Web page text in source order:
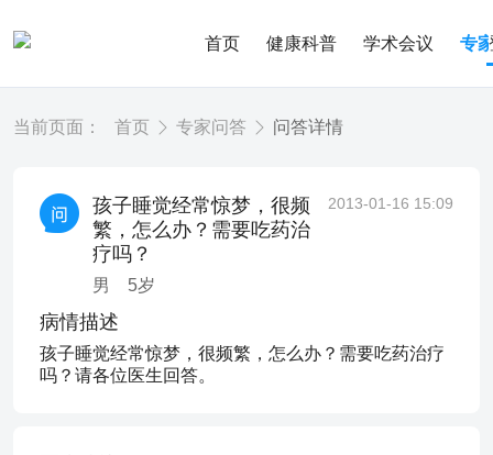
首页 健康科普 学术会议 专
当前页面： 首页 专家问答 问答详情
孩子睡觉经常惊梦，很频
繁，怎么办？需要吃药治
疗吗？
男 5岁
2013-01-16 15:09
病情描述
孩子睡觉经常惊梦，很频繁，怎么办？需要吃药治疗
吗？请各位医生回答。